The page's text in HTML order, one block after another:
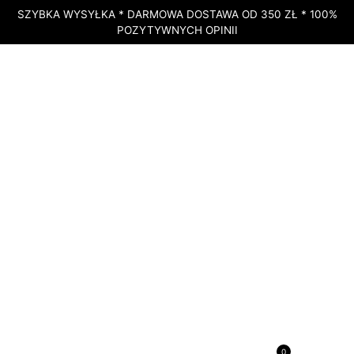
SZYBKA WYSYŁKA * DARMOWA DOSTAWA OD 350 ZŁ * 100%
POZYTYWNYCH OPINII
0